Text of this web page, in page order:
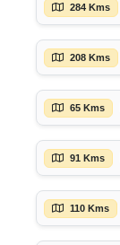
284 Kms
208 Kms
65 Kms
91 Kms
110 Kms